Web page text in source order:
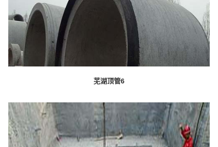
芜湖顶管6